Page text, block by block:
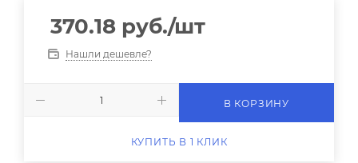
370.18 руб./шт
Нашли дешевле?
В КОРЗИНУ
КУПИТЬ В 1 КЛИК